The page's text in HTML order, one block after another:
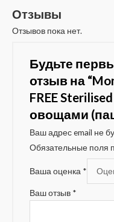
Отзывы
Отзывов пока нет.
Будьте
отзыв на
FREE
овощами
Ваш адрес email не
Обязательные поля
Ваша оценка *
Ваш отзыв *